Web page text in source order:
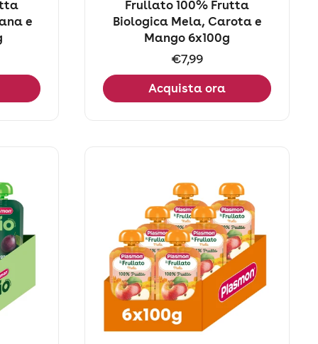
e
Frullato 100% Frutta
Biologica Mela, Carota e
Mango 6x100g
Prezzo:
€7,99
Acquista ora